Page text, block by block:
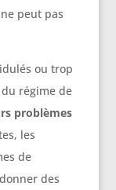
peut pas
ou trop
régime de
problèmes
les
de
des